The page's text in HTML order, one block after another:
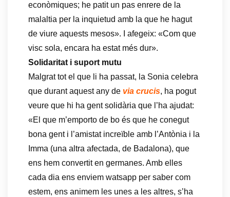
econòmiques; he patit un pas enrere de la
malaltia per la inquietud amb la que he hagut
de viure aquests mesos». I afegeix: «Com que
visc sola, encara ha estat més dur».
Solidaritat i suport mutu
Malgrat tot el que li ha passat, la Sonia celebra
que durant aquest any de via crucis, ha pogut
veure que hi ha gent solidària que l’ha ajudat:
«El que m’emporto de bo és que he conegut
bona gent i l’amistat increïble amb l’Antònia i la
Imma (una altra afectada, de Badalona), que
ens hem convertit en germanes. Amb elles
cada dia ens enviem watsapp per saber com
estem, ens animem les unes a les altres, s’ha